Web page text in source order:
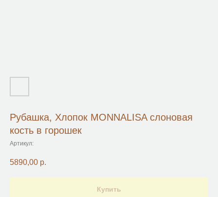
Рубашка, Хлопок MONNALISA слоновая
кость в горошек
Артикул:
5890,00 р.
Купить